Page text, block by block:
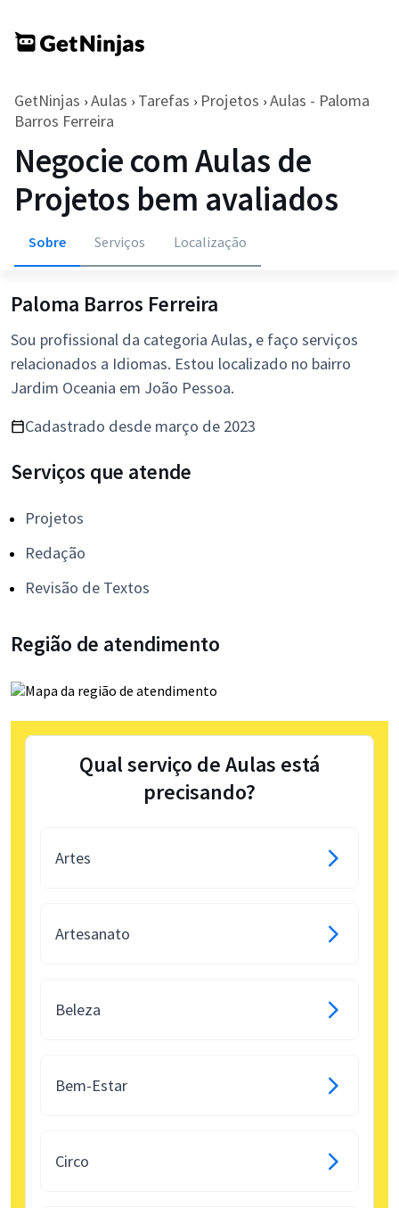
GetNinjas › Aulas › Tarefas › Projetos › Aulas - Paloma
Barros Ferreira
Negocie com Aulas de
Projetos bem avaliados
Sobre Serviços Localização
Paloma Barros Ferreira
Sou profissional da categoria Aulas, e faço serviços
relacionados a Idiomas. Estou localizado no bairro
Jardim Oceania em João Pessoa.
Cadastrado desde março de 2023
Serviços que atende
Projetos
Redação
Revisão de Textos
Região de atendimento
Qual serviço de Aulas está
precisando?
Artes
Artesanato
Beleza
Bem-Estar
Circo